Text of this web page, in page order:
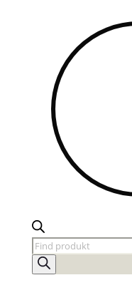
Products
search